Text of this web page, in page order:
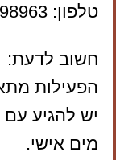
טלפון: 054-9798963
חשוב לדעת:
הפעילות מתאימה
יש להגיע עם
מים אישי.